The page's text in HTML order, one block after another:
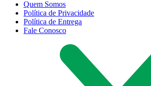
Quem Somos
Política de Privacidade
Política de Entrega
Fale Conosco